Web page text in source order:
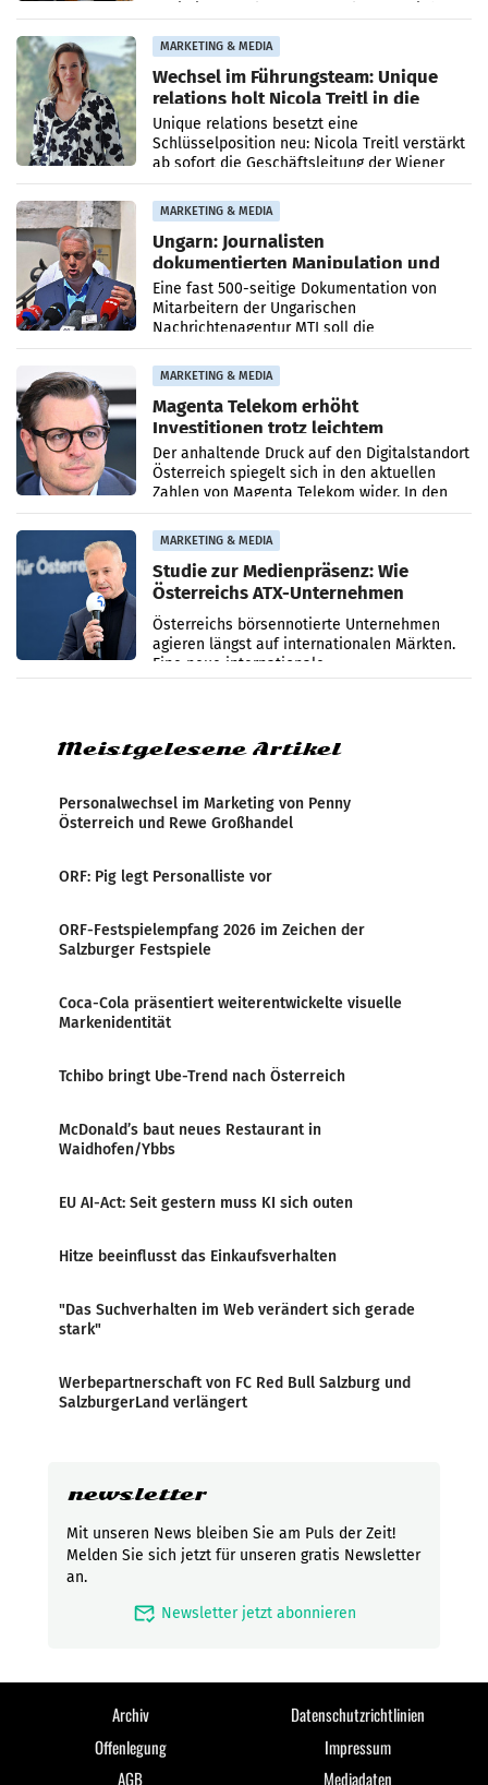
MARKETING & MEDIA
Wechsel im Führungsteam: Unique
relations holt Nicola Treitl in die
Geschäftsleitung
Unique relations besetzt eine
Schlüsselposition neu: Nicola Treitl verstärkt
ab sofort die Geschäftsleitung der Wiener
PR-Agentur an der Seite von Josef Kalina und
Anna Kalina-Mahr.
MARKETING & MEDIA
Ungarn: Journalisten
dokumentierten Manipulation und
Zensur
Eine fast 500-seitige Dokumentation von
Mitarbeitern der Ungarischen
Nachrichtenagentur MTI soll die
systematische Nachrichten-Manipulation und
Zensur bei der Agentur während der Zeit
MARKETING & MEDIA
Magenta Telekom erhöht
Investitionen trotz leichtem
Umsatzrückgang
Der anhaltende Druck auf den Digitalstandort
Österreich spiegelt sich in den aktuellen
Zahlen von Magenta Telekom wider. In den
ersten sechs Monaten des laufenden Jahres
verzeichnete
MARKETING & MEDIA
Studie zur Medienpräsenz: Wie
Österreichs ATX-Unternehmen
international wahrgenommen
werden
Österreichs börsennotierte Unternehmen
agieren längst auf internationalen Märkten.
Eine neue internationale
Medienresonanzanalyse untersucht die
Meistgelesene Artikel
Personalwechsel im Marketing von Penny
Österreich und Rewe Großhandel
ORF: Pig legt Personalliste vor
ORF-Festspielempfang 2026 im Zeichen der
Salzburger Festspiele
Coca-Cola präsentiert weiterentwickelte visuelle
Markenidentität
Tchibo bringt Ube-Trend nach Österreich
McDonald’s baut neues Restaurant in
Waidhofen/Ybbs
EU AI-Act: Seit gestern muss KI sich outen
Hitze beeinflusst das Einkaufsverhalten
"Das Suchverhalten im Web verändert sich gerade
stark"
Werbepartnerschaft von FC Red Bull Salzburg und
SalzburgerLand verlängert
newsletter
Mit unseren News bleiben Sie am Puls der Zeit!
Melden Sie sich jetzt für unseren gratis Newsletter
an.
mark_email_read Newsletter jetzt abonnieren
Archiv
Datenschutzrichtlinien
Offenlegung
Impressum
AGB
Mediadaten